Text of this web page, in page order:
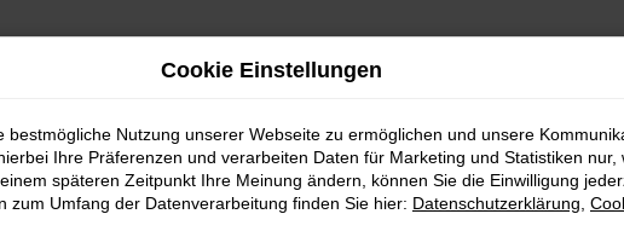
Cookie Einstellungen
bestmögliche Nutzung unserer Webseite zu ermöglichen und unsere
Ihre Präferenzen und verarbeiten Daten für Marketing und Statistiken nur,
späteren Zeitpunkt Ihre Meinung ändern, können Sie die Einwilligung
zum Umfang der Datenverarbeitung finden Sie hier: Datenschutzerklärung